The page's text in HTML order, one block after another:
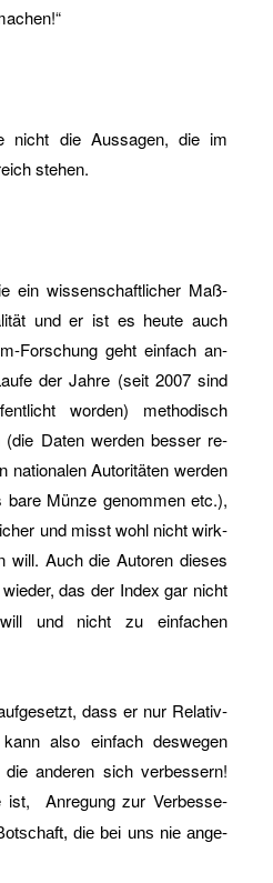
nicht die Aus­sa­gen, die im
ste­hen.
ein wis­sen­schaft­li­cher Maß­
und er ist es heute auch
For­schung geht ein­fach an­
der Jahre (seit 2007 sind
wor­den) me­tho­disch
(die Daten wer­den bes­ser re­
na­tio­na­len Au­to­ri­tä­ten wer­den
bare Münze ge­nom­men etc.),
und misst wohl nicht wirk­
will. Auch die Au­to­ren die­ses
wie­der, das der Index gar nicht
und nicht zu ein­fa­chen
dass er nur Re­la­tiv­
also ein­fach des­we­gen
an­de­ren sich ver­bes­sern!
ist,
An­re­gung zur Ver­bes­se­
die bei uns nie an­ge­